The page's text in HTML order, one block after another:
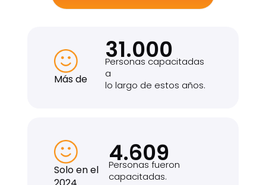
Más de
31.000
Personas capacitadas
a
lo largo de estos años.
Solo en el
4.609
Personas fueron
capacitadas.